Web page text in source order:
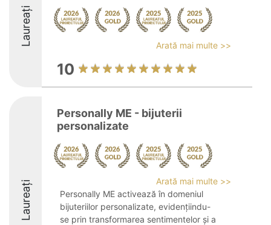
Laureați Arată mai multe >>
10
Laureați
Personally ME - bijuterii
personalizate
Arată mai multe >>
Personally ME activează în domeniul
bijuteriilor personalizate, evidențiindu-
se prin transformarea sentimentelor și a